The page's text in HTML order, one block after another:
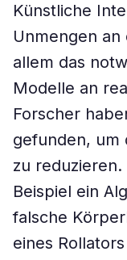
Künstliche
Unmengen
allem das
Modelle an
Forscher
gefunden, um
zu
Beispiel ein
falsche
eines